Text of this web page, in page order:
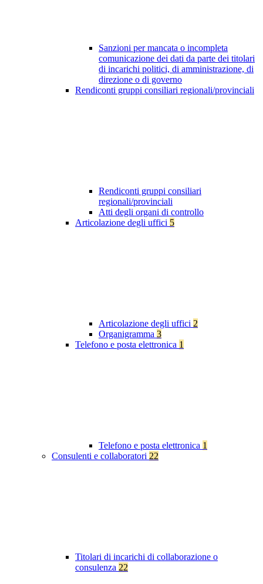
Sanzioni per mancata o incompleta
comunicazione dei dati da parte dei titolari
di incarichi politici, di amministrazione, di
direzione o di governo
Rendiconti gruppi consiliari regionali/provinciali
Rendiconti gruppi consiliari
regionali/provinciali
Atti degli organi di controllo
Articolazione degli uffici 5
Articolazione degli uffici 2
Organigramma 3
Telefono e posta elettronica 1
Telefono e posta elettronica 1
Consulenti e collaboratori 22
Titolari di incarichi di collaborazione o
consulenza 22